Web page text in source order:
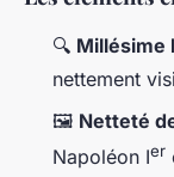
🔍 Millésime
nettement
🖼️ Netteté
Napoléon Ier